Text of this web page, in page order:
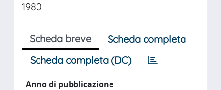
1980
Scheda breve
Scheda completa
Scheda completa (DC)
Anno di pubblicazione